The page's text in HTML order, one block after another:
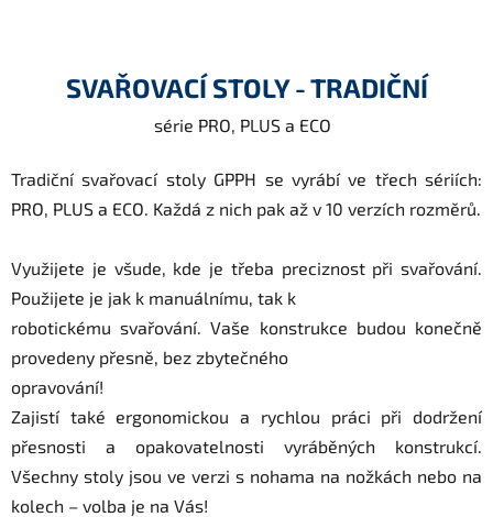
SVAŘOVACÍ STOLY - TRADIČNÍ
série PRO, PLUS a ECO
Tradiční svařovací stoly GPPH se vyrábí ve třech sériích:
PRO, PLUS a ECO. Každá z nich pak až v 10 verzích rozměrů.
Využijete je všude, kde je třeba preciznost při svařování.
Použijete je jak k manuálnímu, tak k
robotickému svařování. Vaše konstrukce budou konečně
provedeny přesně, bez zbytečného
opravování!
Zajistí také ergonomickou a rychlou práci při dodržení
přesnosti a opakovatelnosti vyráběných konstrukcí.
Všechny stoly jsou ve verzi s nohama na nožkách nebo na
kolech – volba je na Vás!